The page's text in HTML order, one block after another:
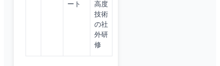
ート
高度
技術
の社
外研
修